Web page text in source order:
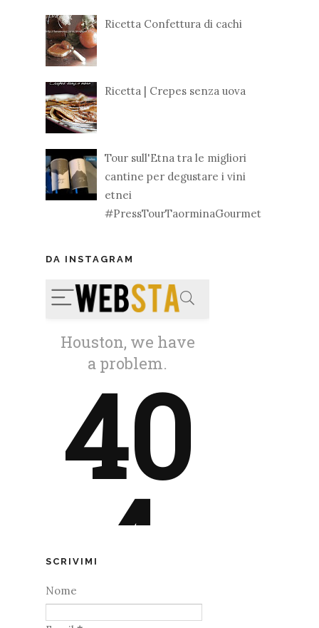
Ricetta Confettura di cachi
Ricetta | Crepes senza uova
Tour sull'Etna tra le migliori
cantine per degustare i vini
etnei
#PressTourTaorminaGourmet
DA INSTAGRAM
SCRIVIMI
Nome